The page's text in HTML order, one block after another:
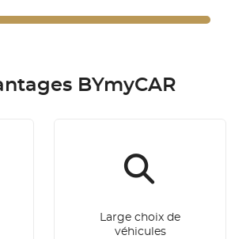
BYmyCAR
Large choix de
véhicules